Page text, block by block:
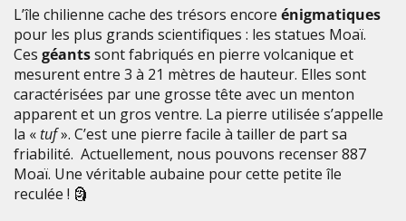
L’île chilienne cache des trésors encore énigmatiques
pour les plus grands scientifiques : les statues Moaï.
Ces géantssont fabriqués en pierre volcanique et
mesurent entre 3 à 21 mètres de hauteur. Elles sont
caractérisées par une grosse tête avec un menton
apparent et un gros ventre. La pierre utilisée s’appelle
la «tuf». C’est une pierre facile à tailler de part sa
friabilité. Actuellement, nous pouvons recenser 887
Moaï. Une véritable aubaine pour cette petite île
reculée ! 🗿